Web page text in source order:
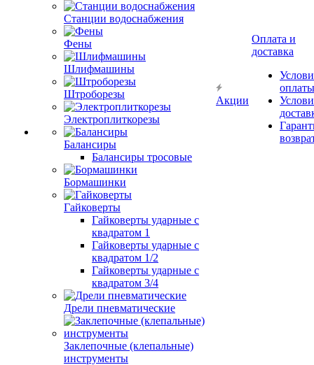
Станции водоснабжения
Фены
Шлифмашины
Штроборезы
Электроплиткорезы
Балансиры
Балансиры тросовые
Бормашинки
Гайковерты
Гайковерты ударные с
квадратом 1
Гайковерты ударные с
квадратом 1/2
Гайковерты ударные с
квадратом 3/4
Дрели пневматические
Заклепочные (клепальные)
инструменты
Акции
Оплата и
доставка
оплаты